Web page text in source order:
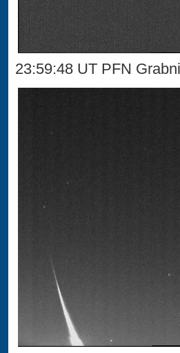
23:59:48 UT PFN